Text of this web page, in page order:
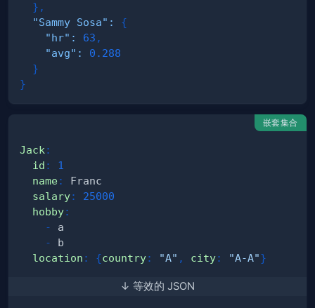
} ,
"Sammy Sosa" :
{
"hr" : 63 ,
"avg" :
0.288
}
}
嵌套集合
Jack :
id :
1
name:
salary:
25000
hobby:
-
-
location : {country: "A" , city: "A-A"}
↓ 等效的 JSON